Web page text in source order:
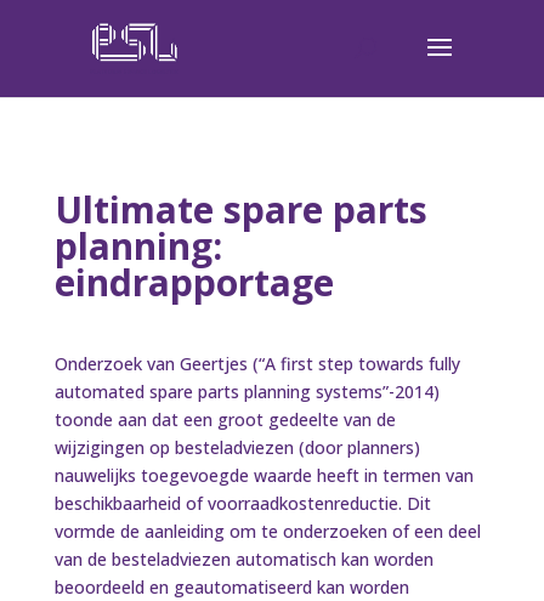
Ultimate spare parts
planning:
eindrapportage
Onderzoek van Geertjes (“A first step towards fully
automated spare parts planning systems”-2014)
toonde aan dat een groot gedeelte van de
wijzigingen op besteladviezen (door planners)
nauwelijks toegevoegde waarde heeft in termen van
beschikbaarheid of voorraadkostenreductie. Dit
vormde de aanleiding om te onderzoeken of een deel
van de besteladviezen automatisch kan worden
beoordeeld en geautomatiseerd kan worden